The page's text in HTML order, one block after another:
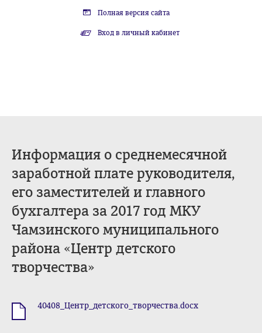
Полная версия сайта
Вход в личный кабинет
Информация о среднемесячной
заработной плате руководителя,
его заместителей и главного
бухгалтера за 2017 год МКУ
Чамзинского муниципального
района «Центр детского
творчества»
40408_Центр_детского_творчества.docx